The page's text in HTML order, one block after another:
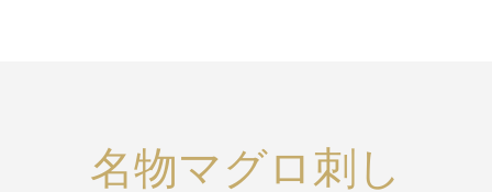
名物マグロ刺し